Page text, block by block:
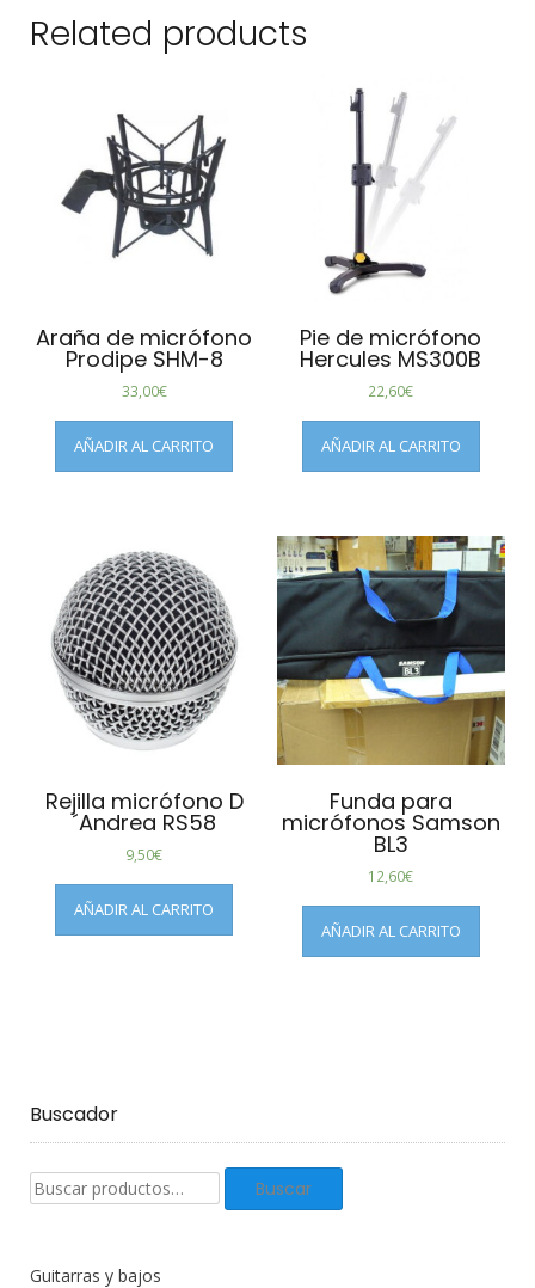
Related products
Araña de micrófono
Prodipe SHM-8
33,00€
AÑADIR AL CARRITO
Pie de micrófono
Hercules MS300B
22,60€
AÑADIR AL CARRITO
Rejilla micrófono D
´Andrea RS58
9,50€
AÑADIR AL CARRITO
Funda para
micrófonos Samson
BL3
12,60€
AÑADIR AL CARRITO
Buscador
Buscar
productos:
Buscar
Guitarras y bajos